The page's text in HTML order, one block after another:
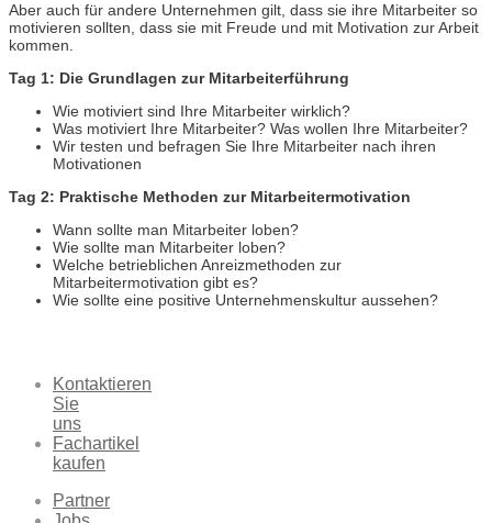
Aber auch für andere Unternehmen gilt, dass sie ihre Mitarbeiter so
motivieren sollten, dass sie mit Freude und mit Motivation zur Arbeit
kommen.
Tag 1: Die Grundlagen zur Mitarbeiterführung
Wie motiviert sind Ihre Mitarbeiter wirklich?
Was motiviert Ihre Mitarbeiter? Was wollen Ihre Mitarbeiter?
Wir testen und befragen Sie Ihre Mitarbeiter nach ihren
Motivationen
Tag 2: Praktische Methoden zur Mitarbeitermotivation
Wann sollte man Mitarbeiter loben?
Wie sollte man Mitarbeiter loben?
Welche betrieblichen Anreizmethoden zur
Mitarbeitermotivation gibt es?
Wie sollte eine positive Unternehmenskultur aussehen?
Kontaktieren
Sie
uns
Fachartikel
kaufen
Partner